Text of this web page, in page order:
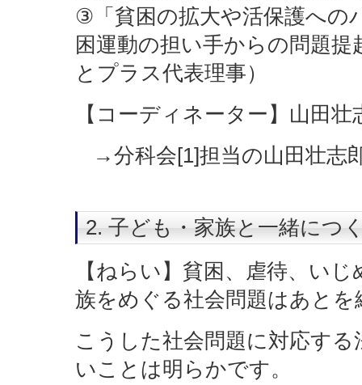
③「貧困の拡大や活保護への
困運動の担い手からの問題
とプラス代表理事）
【コーディネーター】山田
→分科会[1]担当の山田壮志
2. 子ども・家族と一緒につ
【ねらい】貧困、虐待、い
族をめぐる社会問題はあとを
こうした社会問題に対応す
いことは明らかです。